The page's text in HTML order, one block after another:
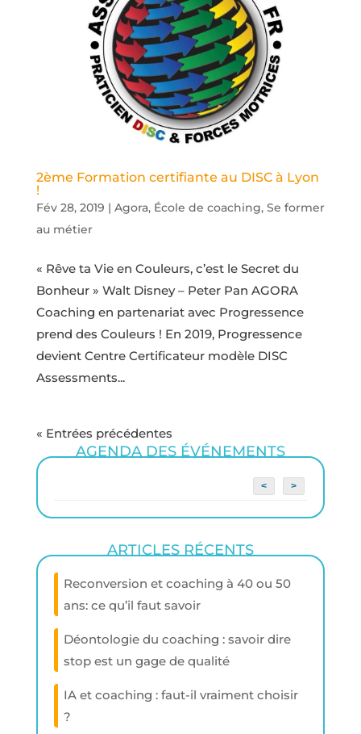
2ème Formation certifiante au DISC à Lyon
!
Fév 28, 2019 | Agora, École de coaching, Se former
au métier
« Rêve ta Vie en Couleurs, c’est le Secret du
Bonheur » Walt Disney – Peter Pan AGORA
Coaching en partenariat avec Progressence
prend des Couleurs ! En 2019, Progressence
devient Centre Certificateur modèle DISC
Assessments...
« Entrées précédentes
AGENDA DES ÉVÉNEMENTS
< >
ARTICLES RÉCENTS
Reconversion et coaching à 40 ou 50
ans: ce qu’il faut savoir
Déontologie du coaching : savoir dire
stop est un gage de qualité
IA et coaching : faut-il vraiment choisir
?